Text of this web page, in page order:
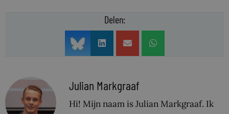
Delen:
Julian Markgraaf
Hi! Mijn naam is Julian Markgraaf. Ik